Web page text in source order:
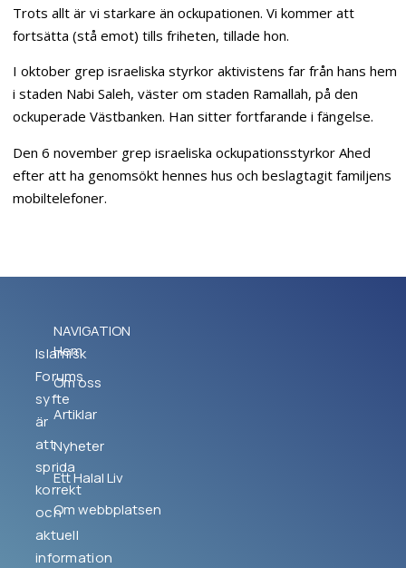
Trots allt är vi starkare än ockupationen. Vi kommer att
fortsätta (stå emot) tills friheten, tillade hon.
I oktober grep israeliska styrkor aktivistens far från hans hem
i staden Nabi Saleh, väster om staden Ramallah, på den
ockuperade Västbanken. Han sitter fortfarande i fängelse.
Den 6 november grep israeliska ockupationsstyrkor Ahed
efter att ha genomsökt hennes hus och beslagtagit familjens
mobiltelefoner.
Islamisk
Forums
syfte
är
att
sprida
korrekt
och
aktuell
information
NAVIGATION
Hem
Om oss
Artiklar
Nyheter
Ett Halal Liv
Om webbplatsen